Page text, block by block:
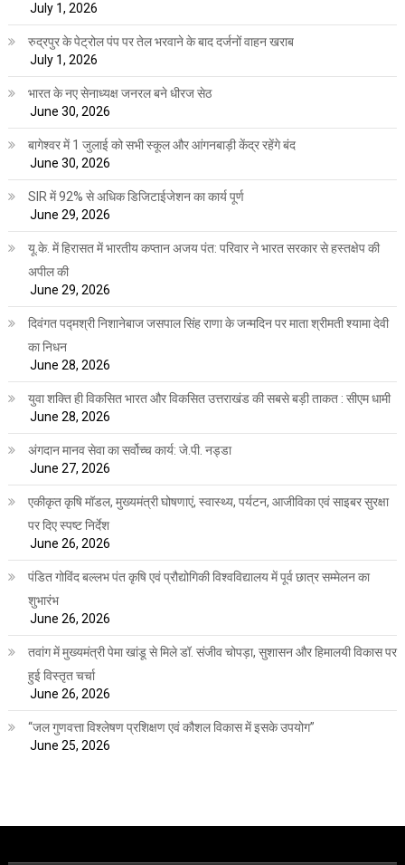
July 1, 2026
रुद्रपुर के पेट्रोल पंप पर तेल भरवाने के बाद दर्जनों वाहन खराब
July 1, 2026
भारत के नए सेनाध्यक्ष जनरल बने धीरज सेठ
June 30, 2026
बागेश्वर में 1 जुलाई को सभी स्कूल और आंगनबाड़ी केंद्र रहेंगे बंद
June 30, 2026
SIR में 92% से अधिक डिजिटाईजेशन का कार्य पूर्ण
June 29, 2026
यू.के. में हिरासत में भारतीय कप्तान अजय पंत: परिवार ने भारत सरकार से हस्तक्षेप की
अपील की
June 29, 2026
दिवंगत पद्मश्री निशानेबाज जसपाल सिंह राणा के जन्मदिन पर माता श्रीमती श्यामा देवी
का निधन
June 28, 2026
युवा शक्ति ही विकसित भारत और विकसित उत्तराखंड की सबसे बड़ी ताकत : सीएम धामी
June 28, 2026
अंगदान मानव सेवा का सर्वोच्च कार्य: जे.पी. नड्डा
June 27, 2026
एकीकृत कृषि मॉडल, मुख्यमंत्री घोषणाएं, स्वास्थ्य, पर्यटन, आजीविका एवं साइबर सुरक्षा
पर दिए स्पष्ट निर्देश
June 26, 2026
पंडित गोविंद बल्लभ पंत कृषि एवं प्रौद्योगिकी विश्वविद्यालय में पूर्व छात्र सम्मेलन का
शुभारंभ
June 26, 2026
तवांग में मुख्यमंत्री पेमा खांडू से मिले डॉ. संजीव चोपड़ा, सुशासन और हिमालयी विकास पर
हुई विस्तृत चर्चा
June 26, 2026
“जल गुणवत्ता विश्लेषण प्रशिक्षण एवं कौशल विकास में इसके उपयोग”
June 25, 2026